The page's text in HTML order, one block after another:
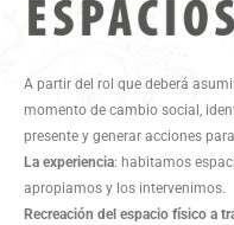
A partir del rol que deberá
momento de cambio social,
presente y generar acciones
La experiencia: habitamos
apropiamos y los intervenimos.
Recreación del espacio físico a